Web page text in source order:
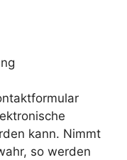
kann. Nimmt
so werden